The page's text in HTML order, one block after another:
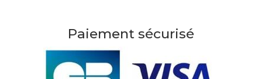
Paiement sécurisé